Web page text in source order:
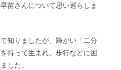
苗さんについて思い巡らしま
知りましたが、障がい「二分
持って生まれ、歩行などに困
した。